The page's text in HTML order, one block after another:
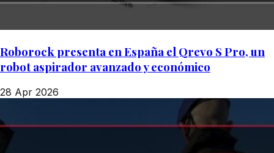
Roborock presenta en España el Qrevo S Pro, un
robot aspirador avanzado y económico
28 Apr 2026